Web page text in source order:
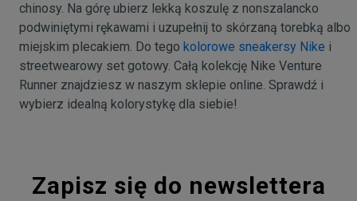
chinosy. Na górę ubierz lekką koszulę z nonszalancko
podwiniętymi rękawami i uzupełnij to skórzaną torebką albo
miejskim plecakiem. Do tego kolorowe sneakersy Nike i
streetwearowy set gotowy. Całą kolekcję Nike Venture
Runner znajdziesz w naszym sklepie online. Sprawdź i
wybierz idealną kolorystykę dla siebie!
Zapisz się do newslettera